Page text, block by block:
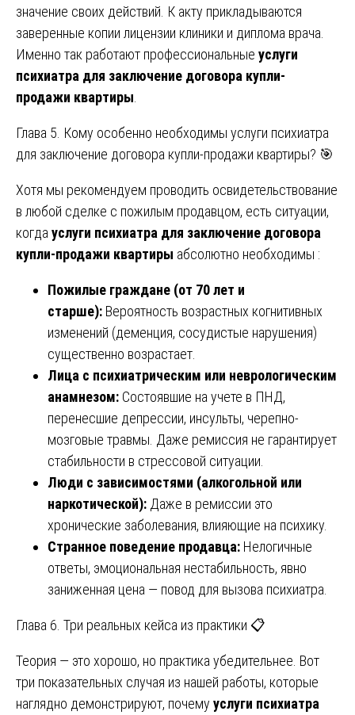
значение своих действий. К акту прикладываются
заверенные копии лицензии клиники и диплома врача.
Именно так работают профессиональные услуги
психиатра для заключение договора купли-
продажи квартиры
Глава 5. Кому особенно необходимы услуги психиатра
для заключение договора купли-продажи квартиры? 🎯
Хотя мы рекомендуем проводить освидетельствование
в любой сделке с пожилым продавцом, есть ситуации,
когда услуги психиатра для заключение договора
купли-продажи квартиры абсолютно необходимы :
Пожилые граждане (от 70 лет и
старше): Вероятность возрастных когнитивных
изменений (деменция, сосудистые нарушения)
существенно возрастает.
Лица с психиатрическим или неврологическим
анамнезом: Состоявшие на учете в ПНД,
перенесшие депрессии, инсульты, черепно-
мозговые травмы. Даже ремиссия не гарантирует
стабильности в стрессовой ситуации.
Люди с зависимостями (алкогольной или
наркотической): Даже в ремиссии это
хронические заболевания, влияющие на психику.
Странное поведение продавца: Нелогичные
ответы, эмоциональная нестабильность, явно
заниженная цена — повод для вызова психиатра.
Глава 6. Три реальных кейса из практики 📋
Теория — это хорошо, но практика убедительнее. Вот
три показательных случая из нашей работы, которые
наглядно демонстрируют, почему услуги психиатра